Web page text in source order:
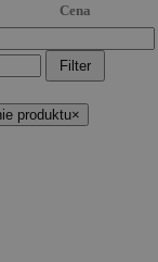
Cena
Filter
produktu×